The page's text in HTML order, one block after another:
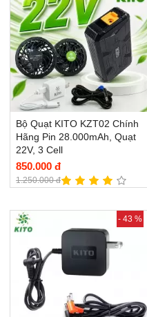
Bộ Quạt KITO KZT02 Chính
Hãng Pin 28.000mAh, Quạt
22V, 3 Cell
850.000 đ
1.250.000 đ
- 43 %